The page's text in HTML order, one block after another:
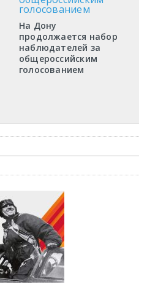
На Дону
продолжается набор
наблюдателей за
общероссийским
голосованием